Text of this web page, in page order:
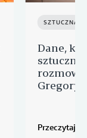
SZTUCZNA
Dane,
sztuczną
Przeczytaj